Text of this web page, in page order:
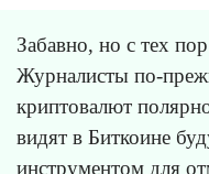
Забавно, но с тех
Журналисты по-
криптовалют
видят в Биткоине
инструментом для